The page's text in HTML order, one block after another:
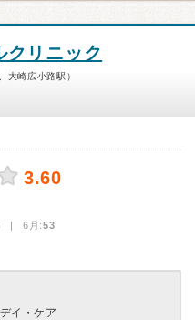
クリニック
大崎広小路駅）
3.60
| 6月:53
イ・ケア